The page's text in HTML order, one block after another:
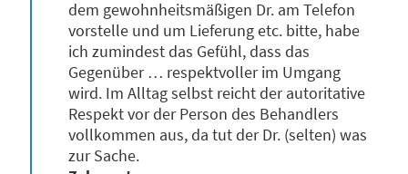
dem gewohnheitsmäßigen Dr. am Telefon
vorstelle und um Lieferung etc. bitte, habe
ich zumindest das Gefühl, dass das
Gegenüber … respektvoller im Umgang
wird. Im Alltag selbst reicht der autoritative
Respekt vor der Person des Behandlers
vollkommen aus, da tut der Dr. (selten) was
zur Sache.